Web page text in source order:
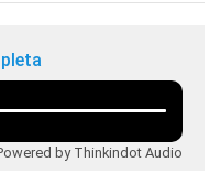
by Thinkindot Audio